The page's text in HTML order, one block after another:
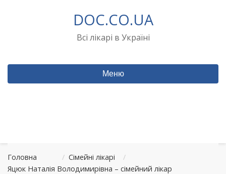
DOC.CO.UA
Всі лікарі в Україні
Меню
Головна / Сімейні лікарі
/
Яцюк Наталія Володимирівна – сімейний лікар